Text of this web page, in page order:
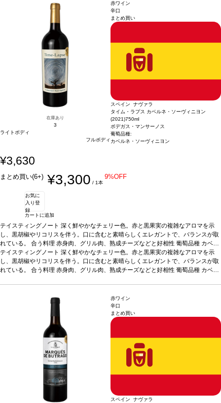
在庫あり
3
ライトボディ
フルボディ
赤ワイン
辛口
まとめ買い
スペイン ナヴァラ
タイム・ラプス カベルネ・ソーヴィニヨン
(2021)750ml
ボデガス・マンサーノス
葡萄品種:
カベルネ・ソーヴィニヨン
¥3,630
まとめ買い(6+) ¥3,300 / 1本
9%OFF
お気に
入り登
録
カートに追加
テイスティングノート 深く鮮やかなチェリー色。赤と黒果実の複雑なアロマを示
し、黒胡椒やリコリスを伴う。口に含むと素晴らしくエレガントで、バランスが取
れている。 合う料理 赤身肉、グリル肉、熟成チーズなどと好相性 葡萄品種 カベル
ネ・ソーヴィニヨン *本ヴィンテージが在庫切れの場合、在庫があり価格が同様の
場合は自動的に次のヴィンテージに変更されます、ご了承ください。
テイスティングノート 深く鮮やかなチェリー色。赤と黒果実の複雑なアロマを示
し、黒胡椒やリコリスを伴う。口に含むと素晴らしくエレガントで、バランスが取
れている。 合う料理 赤身肉、グリル肉、熟成チーズなどと好相性 葡萄品種 カベル
赤ワイン
辛口
まとめ買い
スペイン ナヴァラ